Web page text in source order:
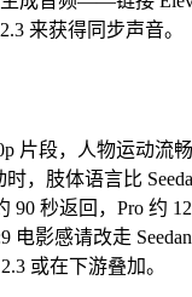
来获得同步声音。
片段，人物运动
，肢体语言比
90 秒返回，Pro 约
电影感请改走
或在下游叠加。